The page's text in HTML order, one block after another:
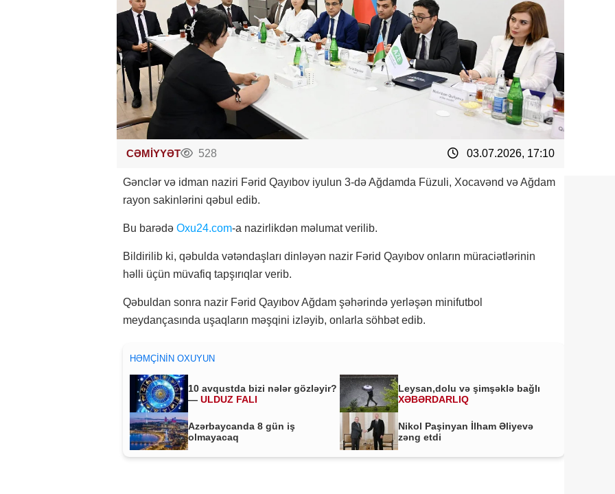
CƏMİYYƏT 528 03.07.2026, 17:10
Gənclər və idman naziri Fərid Qayıbov iyulun 3-də Ağdamda Füzuli, Xocavənd və Ağdam
rayon sakinlərini qəbul edib.
Bu barədəOxu24.com-a nazirlikdən məlumat verilib.
Bildirilib ki, qəbulda vətəndaşları dinləyən nazir Fərid Qayıbov onların müraciətlərinin
həlli üçün müvafiq tapşırıqlar verib.
Qəbuldan sonra nazir Fərid Qayıbov Ağdam şəhərində yerləşən minifutbol
meydançasında uşaqların məşqini izləyib, onlarla söhbət edib.
HƏMÇININ OXUYUN
10 avqustda bizi nələr gözləyir?
—ULDUZ FALI
Leysan,dolu və şimşəklə bağlı
XƏBƏRDARLIQ
Azərbaycanda 8 gün iş
olmayacaq
Nikol Paşinyan İlham Əliyevə
zəng etdi